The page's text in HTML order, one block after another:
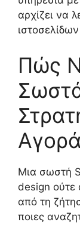
αρχίζει να
Πώς
Μια σωστή
design ούτε
από τη
ποιες